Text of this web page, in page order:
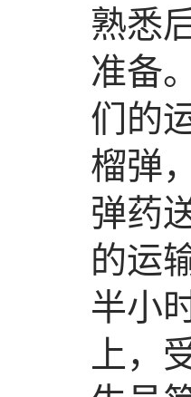
熟悉
准备
们的
榴弹
弹药
的运
半小
上，